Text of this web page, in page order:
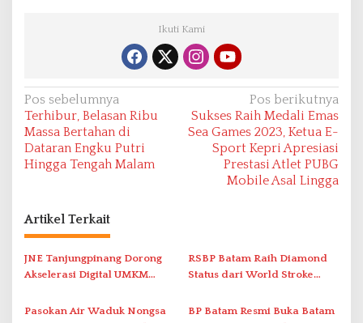
Ikuti Kami
N
a
v
i
a
s
i
p
o
Pos sebelumnya
Terhibur, Belasan Ribu
Massa Bertahan di
Dataran Engku Putri
Hingga Tengah Malam
Pos berikutnya
Sukses Raih Medali Emas
Sea Games 2023, Ketua E-
Sport Kepri Apresiasi
Prestasi Atlet PUBG
Mobile Asal Lingga
Artikel Terkait
JNE Tanjungpinang Dorong
Akselerasi Digital UMKM
2026
RSBP Batam Raih Diamond
Status dari World Stroke
Penanganan Stroke
Pasokan Air Waduk Nongsa
BP Batam Resmi Buka Batam